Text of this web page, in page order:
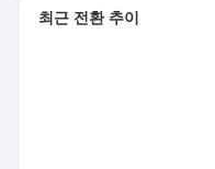
최근 전환 추이